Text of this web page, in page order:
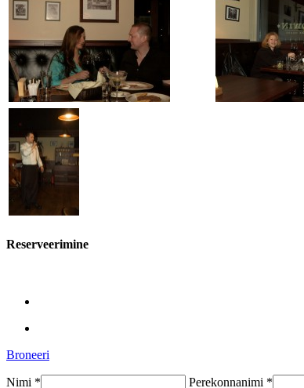
Reserveerimine
Broneeri
Nimi * Perekonnanimi *